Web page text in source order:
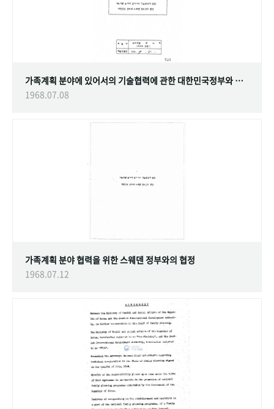
가족계획 분야에 있어서의 기술협력에 관한 대한민국정부와 스웨덴 정부간의 협정
1968.07.08
가족계획 분야 협력을 위한 스웨덴 정부와의 협정
1968.07.12